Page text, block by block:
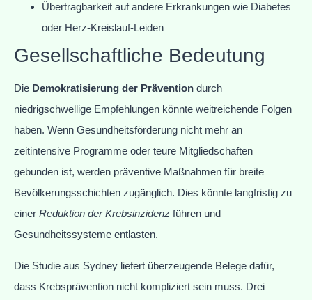
Übertragbarkeit auf andere Erkrankungen wie Diabetes
oder Herz-Kreislauf-Leiden
Gesellschaftliche Bedeutung
Die Demokratisierung der Prävention durch
niedrigschwellige Empfehlungen könnte weitreichende Folgen
haben. Wenn Gesundheitsförderung nicht mehr an
zeitintensive Programme oder teure Mitgliedschaften
gebunden ist, werden präventive Maßnahmen für breite
Bevölkerungsschichten zugänglich. Dies könnte langfristig zu
einer Reduktion der Krebsinzidenz führen und
Gesundheitssysteme entlasten.
Die Studie aus Sydney liefert überzeugende Belege dafür,
dass Krebsprävention nicht kompliziert sein muss. Drei